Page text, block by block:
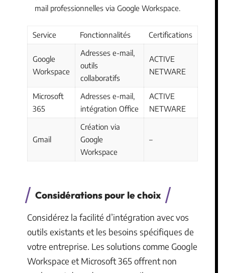
mail professionnelles via Google Workspace.
Service Fonctionnalités Certifications
Google
Workspace
Adresses e-mail,
outils
collaboratifs
ACTIVE
NETWARE
Microsoft
365
Adresses e-mail,
intégration Office
ACTIVE
NETWARE
Gmail
Création via
Google
Workspace
–
Considérations pour le choix
Considérez la facilité d’intégration avec vos
outils existants et les besoins spécifiques de
votre entreprise. Les solutions comme Google
Workspace et Microsoft 365 offrent non